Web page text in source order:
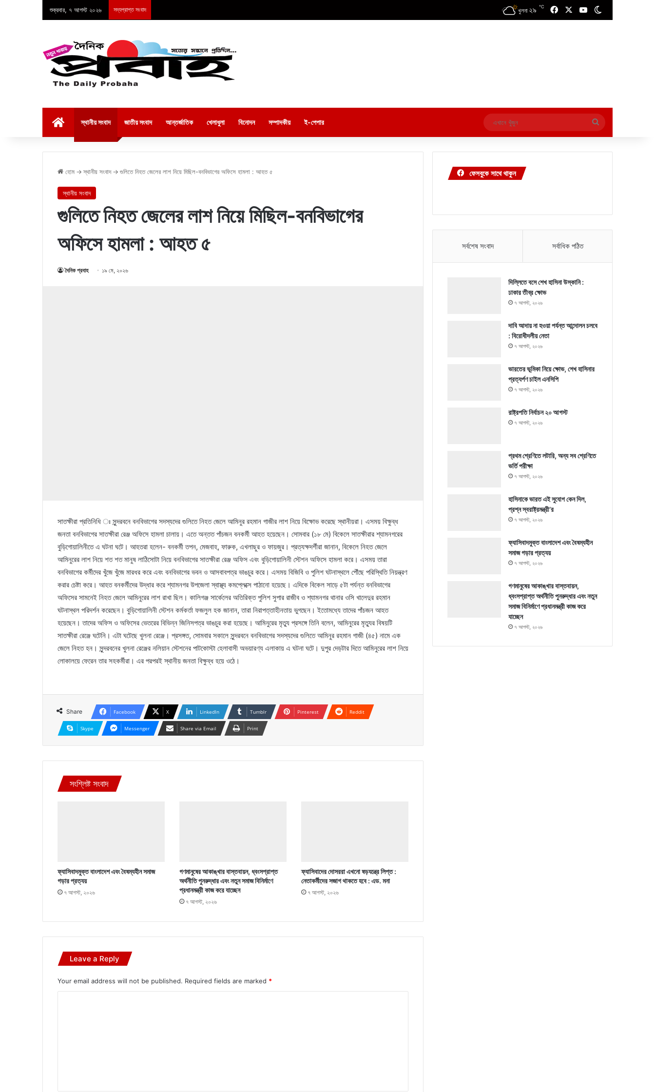
শুক্রবার, ৭ আগস্ট ২০২৬ সদ্যপ্রাপ্ত সংবাদ খুলনা ২৯ ℃ FacebookYouTube
স্থানীয় সংবাদ জাতীয় সংবাদ আন্তর্জাতিক খেলাধুলা বিনোদন সম্পাদকীয় ই-পেপার
এখানে
খুঁজুন
হোম → স্থানীয় সংবাদ → গুলিতে নিহত জেলের লাশ নিয়ে মিছিল-বনবিভাগের অফিসে হামলা : আহত ৫
স্থানীয় সংবাদ
গুলিতে নিহত জেলের লাশ নিয়ে মিছিল-বনবিভাগের
অফিসে হামলা : আহত ৫
দৈনিক প্রবাহ ১৯ মে, ২০২৬
সাতক্ষীরা প্রতিনিধি ঃ সুন্দরবনে বনবিভাগের সদস্যদের গুলিতে নিহত জেলে আমিনুর রহমান গাজীর লাশ নিয়ে বিক্ষোভ করেছে স্থানীয়রা। এসময় বিক্ষুব্ধ
জনতা বনবিভাগের সাতক্ষীরা রেঞ্জ অফিসে হামলা চালায়। এতে অন্তত পাঁচজন বনকর্মী আহত হয়েছেন। সোমবার (১৮ মে) বিকেলে সাতক্ষীরার শ্যামনগরের
বুড়িগোয়ালিনীতে এ ঘটনা ঘটে। আহতরা হলেন- বনকর্মী তপন, মেজবাহ, ফারুক, এখলাছুর ও ফায়জুর। প্রত্যক্ষদর্শীরা জানান, বিকেলে নিহত জেলে
আমিনুরের লাশ নিয়ে শত শত মানুষ লাঠিসোটা নিয়ে বনবিভাগের সাতক্ষীরা রেঞ্জ অফিস এবং বুড়িগোয়ালিনী স্টেশন অফিসে হামলা করে। এসময় তারা
বনবিভাগের কর্মীদের খুঁজে খুঁজে মারধর করে এবং বনবিভাগের ভবন ও আসবাবপত্র ভাঙচুর করে। এসময় বিজিবি ও পুলিশ ঘটনাস্থলে পৌঁছে পরিস্থিতি নিয়ন্ত্রণ
করার চেষ্টা করে। আহত বনকর্মীদের উদ্ধার করে শ্যামনগর উপজেলা স্বাস্থ্য কমপ্লেক্সে পাঠানো হয়েছে। এদিকে বিকেল সাড়ে ৫টা পর্যন্ত বনবিভাগের
অফিসের সামনেই নিহত জেলে আমিনুরের লাশ রাখা ছিল। কালিগঞ্জ সার্কেলের অতিরিক্ত পুলিশ সুপার রাজীব ও শ্যামনগর থানার ওসি খালেদুর রহমান
ঘটনাস্থল পরিদর্শন করেছেন। বুড়িগোয়ালিনী স্টেশন কর্মকর্তা ফজলুল হক জানান, তারা নিরাপত্তাহীনতায় ভুগছেন। ইতোমধ্যে তাদের পাঁচজন আহত
হয়েছেন। তাদের অফিস ও অফিসের ভেতরের বিভিন্ন জিনিসপত্র ভাঙচুর করা হয়েছে। আমিনুরের মৃত্যু প্রসঙ্গে তিনি বলেন, আমিনুরের মৃত্যুর বিষয়টি
সাতক্ষীরা রেঞ্জে ঘটেনি। এটা ঘটেছে খুলনা রেঞ্জে। প্রসঙ্গত, সোমবার সকালে সুন্দরবনে বনবিভাগের সদস্যদের গুলিতে আমিনুর রহমান গাজী (৪৫) নামে এক
জেলে নিহত হন। সুন্দরবনের খুলনা রেঞ্জের নলিয়ান স্টেশনের পাটকোস্টা হেলাবাসী অভয়ারণ্য এলাকায় এ ঘটনা ঘটে। দুপুর দেড়টার দিতে আমিনুরের লাশ নিয়ে
লোকালয়ে ফেরেন তার সহকর্মীরা। এর পরপরই স্থানীয় জনতা বিক্ষুব্ধ হয়ে ওঠে।
Share Facebook X LinkedIn Tumblr Pinterest Reddit
Skype Messenger Share via Email Print
সংশ্লিষ্ট সংবাদ
ফ্যাসিবাদমুক্ত বাংলাদেশ এবং বৈষম্যহীন সমাজ
গড়ার প্রত্যয়
৭ আগস্ট, ২০২৬
গণমানুষের আকাঙ্খার বাস্তবায়ন, ধ্বংসপ্রাপ্ত
অর্থনীতি পুনরুদ্ধার এবং নতুন সমাজ বিনির্মাণে
প্রধানমন্ত্রী কাজ করে যাচ্ছেন
৭ আগস্ট, ২০২৬
ফ্যাসিবাদের দোসররা এখনো ষড়যন্ত্রে লিপ্ত :
নেতাকর্মীদের সজাগ থাকতে হবে : এড. মনা
৭ আগস্ট, ২০২৬
Leave a Reply
Your email address will not be published. Required fields are marked *
ফেসবুকে সাথে থাকুন
সর্বশেষ সংবাদ সর্বাধিক পঠিত
দিল্লিতে বসে শেখ হাসিনা উস্কানি :
ঢাকার তীব্র ক্ষোভ
৭ আগস্ট, ২০২৬
দাবি আদায় না হওয়া পর্যন্ত আন্দোলন চলবে
: বিরোধীদলীয় নেতা
৭ আগস্ট, ২০২৬
ভারতের ভূমিকা নিয়ে ক্ষোভ, শেখ হাসিনার
প্রত্যর্পণ চাইল এনসিপি
৭ আগস্ট, ২০২৬
রাষ্ট্রপতি নির্বাচন ২০ আগস্ট
৭ আগস্ট, ২০২৬
প্রথম শ্রেণিতে লটারি, অন্য সব শ্রেণিতে
ভর্তি পরীক্ষা
৭ আগস্ট, ২০২৬
হাসিনাকে ভারত এই সুযোগ কেন দিল,
প্রশ্ন স্বরাষ্ট্রমন্ত্রী’র
৭ আগস্ট, ২০২৬
ফ্যাসিবাদমুক্ত বাংলাদেশ এবং বৈষম্যহীন
সমাজ গড়ার প্রত্যয়
৭ আগস্ট, ২০২৬
গণমানুষের আকাঙ্খার বাস্তবায়ন,
ধ্বংসপ্রাপ্ত অর্থনীতি পুনরুদ্ধার এবং নতুন
সমাজ বিনির্মাণে প্রধানমন্ত্রী কাজ করে
যাচ্ছেন
৭ আগস্ট, ২০২৬